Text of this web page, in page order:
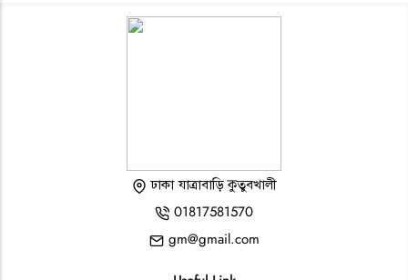
ঢাকা যাত্রাবাড়ি কুতুবখালী
01817581570
gm@gmail.com